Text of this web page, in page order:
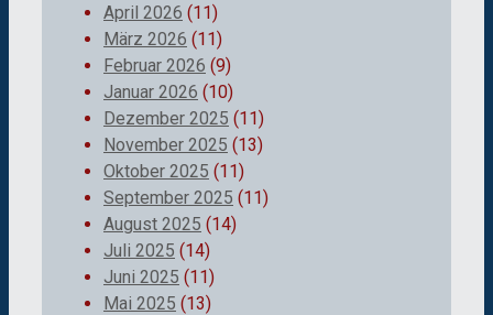
April 2026 (11)
März 2026 (11)
Februar 2026 (9)
Januar 2026 (10)
Dezember 2025 (11)
November 2025 (13)
Oktober 2025 (11)
September 2025 (11)
August 2025 (14)
Juli 2025 (14)
Juni 2025 (11)
Mai 2025 (13)